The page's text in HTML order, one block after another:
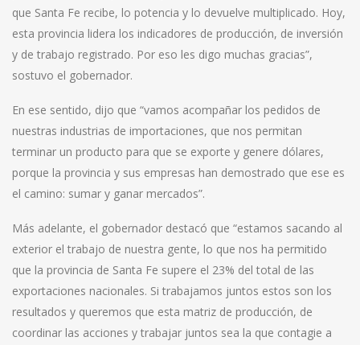
que Santa Fe recibe, lo potencia y lo devuelve multiplicado. Hoy,
esta provincia lidera los indicadores de producción, de inversión
y de trabajo registrado. Por eso les digo muchas gracias”,
sostuvo el gobernador.
En ese sentido, dijo que “vamos acompañar los pedidos de
nuestras industrias de importaciones, que nos permitan
terminar un producto para que se exporte y genere dólares,
porque la provincia y sus empresas han demostrado que ese es
el camino: sumar y ganar mercados”.
Más adelante, el gobernador destacó que “estamos sacando al
exterior el trabajo de nuestra gente, lo que nos ha permitido
que la provincia de Santa Fe supere el 23% del total de las
exportaciones nacionales. Si trabajamos juntos estos son los
resultados y queremos que esta matriz de producción, de
coordinar las acciones y trabajar juntos sea la que contagie a